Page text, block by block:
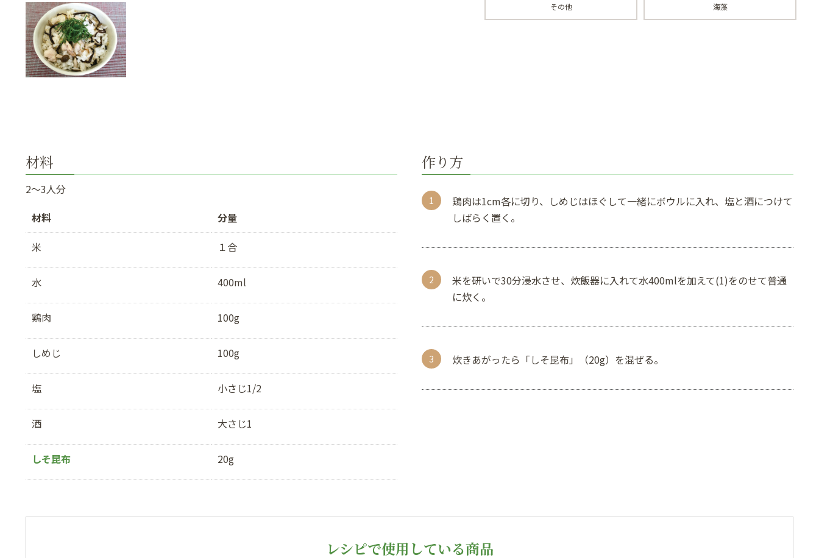
その他 海藻
材料
2〜3人分
材料
分量
米
１合
水 400ml
鶏肉 100g
しめじ 100g
塩 小さじ1/2
酒 大さじ1
しそ昆布 20g
作り方
鶏肉は1cm各に切り、しめじはほぐして一緒にボウルに入れ、塩と酒につけて
しばらく置く。
米を研いで30分浸水させ、炊飯器に入れて水400mlを加えて(1)をのせて普通
に炊く。
炊きあがったら「しそ昆布」（20g）を混ぜる。
レシピで使用している商品